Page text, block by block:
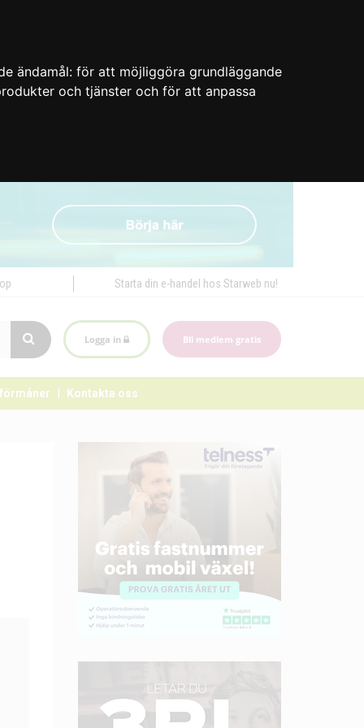
ändamål: för att möjliggöra grundläggande
och tjänster och för att anpassa
Starta din e-handel hos Starweb nu!
Logga in Bli medlem gratis
Kontakta oss